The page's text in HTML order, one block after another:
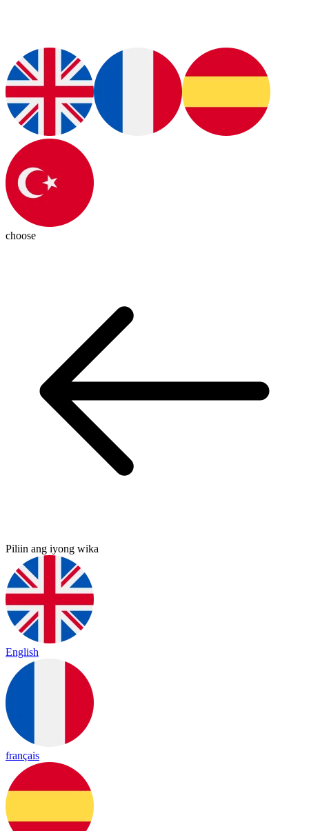
choose
Piliin ang iyong wika
English
français